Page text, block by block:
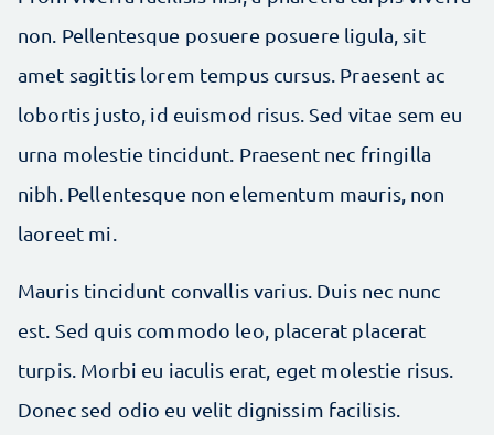
non. Pellentesque posuere posuere ligula, sit
amet sagittis lorem tempus cursus. Praesent ac
lobortis justo, id euismod risus. Sed vitae sem eu
urna molestie tincidunt. Praesent nec fringilla
nibh. Pellentesque non elementum mauris, non
laoreet mi.
Mauris tincidunt convallis varius. Duis nec nunc
est. Sed quis commodo leo, placerat placerat
turpis. Morbi eu iaculis erat, eget molestie risus.
Donec sed odio eu velit dignissim facilisis.